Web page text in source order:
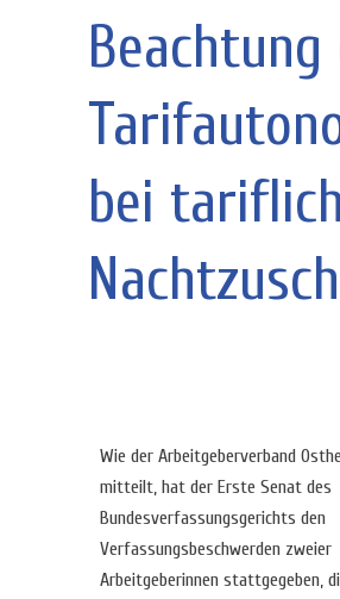
bei
Wie der Arbeitgeberverband
mitteilt, hat der Erste Senat des
Bundesverfassungsgerichts den
Verfassungsbeschwerden zweier
Arbeitgeberinnen stattgegeben,